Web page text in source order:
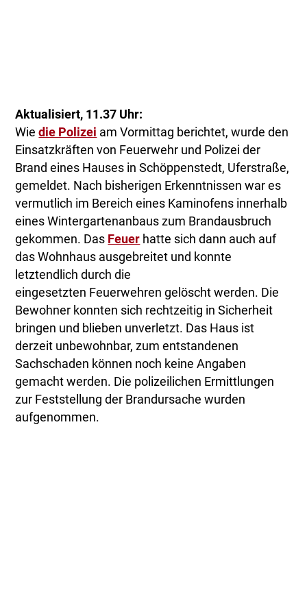
Aktualisiert, 11.37 Uhr:
Wiedie Polizei am Vormittag berichtet, wurde den
Einsatzkräften von Feuerwehr und Polizei der
Brand eines Hauses in Schöppenstedt, Uferstraße,
gemeldet. Nach bisherigen Erkenntnissen war es
vermutlich im Bereich eines Kaminofens innerhalb
eines Wintergartenanbaus zum Brandausbruch
gekommen. Das Feuer hatte sich dann auch auf
das Wohnhaus ausgebreitet und konnte
letztendlich durch die
eingesetzten Feuerwehren gelöscht werden. Die
Bewohner konnten sich rechtzeitig in Sicherheit
bringen und blieben unverletzt. Das Haus ist
derzeit unbewohnbar, zum entstandenen
Sachschaden können noch keine Angaben
gemacht werden. Die polizeilichen Ermittlungen
zur Feststellung der Brandursache wurden
aufgenommen.